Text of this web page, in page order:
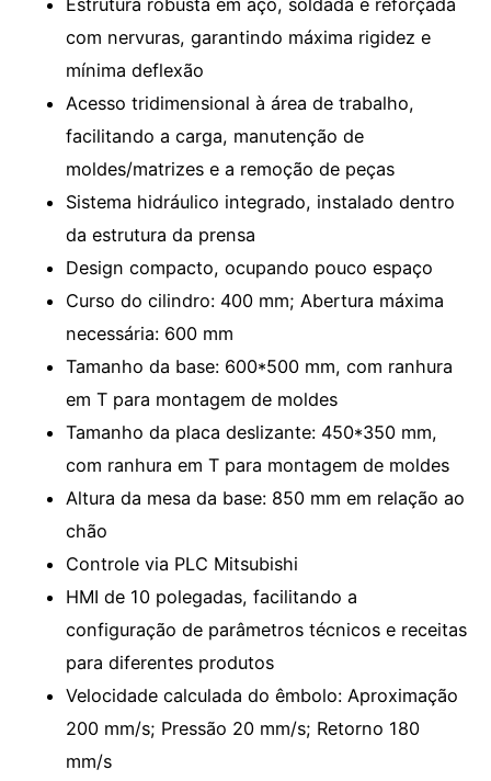
com nervuras, garantindo máxima rigidez e
mínima deflexão
Acesso tridimensional à área de trabalho,
facilitando a carga, manutenção de
moldes/matrizes e a remoção de peças
Sistema hidráulico integrado, instalado dentro
da estrutura da prensa
Design compacto, ocupando pouco espaço
Curso do cilindro: 400 mm; Abertura máxima
necessária: 600 mm
Tamanho da base: 600*500 mm, com ranhura
em T para montagem de moldes
Tamanho da placa deslizante: 450*350 mm,
com ranhura em T para montagem de moldes
Altura da mesa da base: 850 mm em relação ao
chão
Controle via PLC Mitsubishi
HMI de 10 polegadas, facilitando a
configuração de parâmetros técnicos e receitas
para diferentes produtos
Velocidade calculada do êmbolo: Aproximação
200 mm/s; Pressão 20 mm/s; Retorno 180
mm/s